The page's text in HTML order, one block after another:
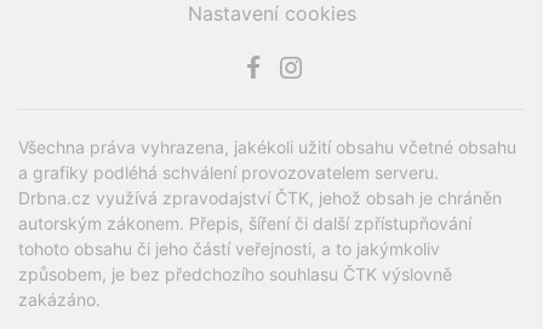
Nastavení cookies
Všechna práva vyhrazena, jakékoli užití obsahu včetné obsahu
a grafiky podléhá schválení provozovatelem serveru.
Drbna.cz využívá zpravodajství ČTK, jehož obsah je chráněn
autorským zákonem. Přepis, šíření či další zpřístupňování
tohoto obsahu či jeho částí veřejnosti, a to jakýmkoliv
způsobem, je bez předchozího souhlasu ČTK výslovně
zakázáno.